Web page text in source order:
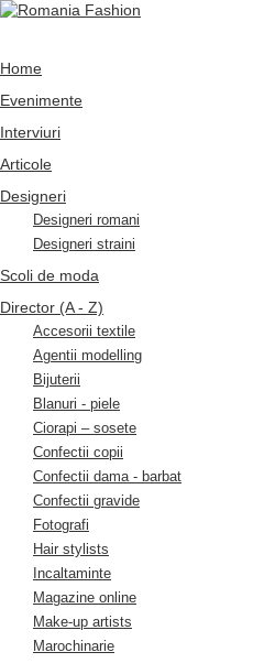
Home
Evenimente
Interviuri
Articole
Designeri
Designeri romani
Designeri straini
Scoli de moda
Director (A - Z)
Accesorii textile
Agentii modelling
Bijuterii
Blanuri - piele
Ciorapi – sosete
Confectii copii
Confectii dama - barbat
Confectii gravide
Fotografi
Hair stylists
Incaltaminte
Magazine online
Make-up artists
Marochinarie